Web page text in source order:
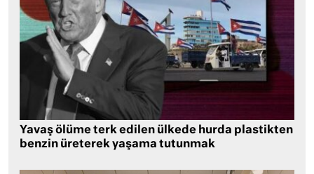
Yavaş ölüme terk edilen ülkede hurda plastikten
benzin üreterek yaşama tutunmak